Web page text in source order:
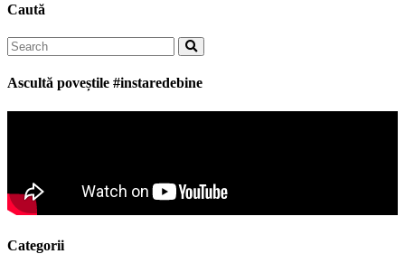
Caută
Search
for:
Ascultă poveștile #instaredebine
Categorii